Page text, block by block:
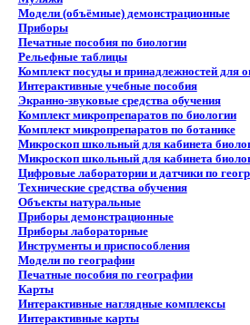
Модели (объёмные) демонстрационные
Приборы
Печатные пособия по биологии
Рельефные таблицы
Комплект посуды и принадлежностей для
Интерактивные учебные пособия
Экранно-звуковые средства обучения
Комплект микропрепаратов по биологии
Комплект микропрепаратов по ботанике
Микроскоп школьный для кабинета
Микроскоп школьный для кабинета
Цифровые лаборатории и датчики по
Технические средства обучения
Объекты натуральные
Приборы демонстрационные
Приборы лабораторные
Инструменты и приспособления
Модели по географии
Печатные пособия по географии
Карты
Интерактивные наглядные комплексы
Интерактивные карты